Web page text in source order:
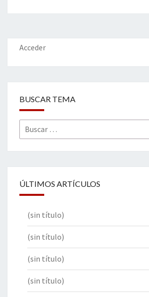
o
o
k
er dI
n
l
p
Acceder
BUSCAR TEMA
Buscar
por:
ÚLTIMOS ARTÍCULOS
(sin título)
(sin título)
(sin título)
(sin título)